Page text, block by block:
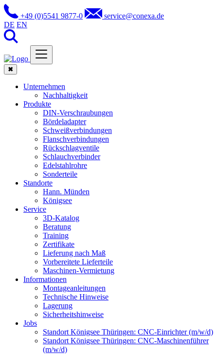
+49 (0)5541 9877-0
service@conexa.de
DE EN
✖
Unternehmen
Nachhaltigkeit
Produkte
DIN-Verschraubungen
Bördeladapter
Schweißverbindungen
Flanschverbindungen
Rückschlagventile
Schlauchverbinder
Edelstahlrohre
Sonderteile
Standorte
Hann. Münden
Königsee
Service
3D-Katalog
Beratung
Training
Zertifikate
Lieferung nach Maß
Vorbereitete Lieferteile
Maschinen-Vermietung
Informationen
Montageanleitungen
Technische Hinweise
Lagerung
Sicherheitshinweise
Jobs
Standort Königsee Thüringen: CNC-Einrichter (m/w/d)
Standort Königsee Thüringen: CNC-Maschinenführer
(m/w/d)